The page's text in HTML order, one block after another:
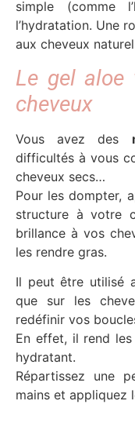
simple (comme
l’hydratation. Une
aux cheveux
Le gel aloe
cheveux
Vous avez des
difficultés à vous
cheveux secs…
Pour les dompter,
structure à votre
brillance à vos
les rendre gras.
Il peut être utilisé
que sur les
redéfinir vos
En effet, il rend
hydratant.
Répartissez une
mains et appliquez